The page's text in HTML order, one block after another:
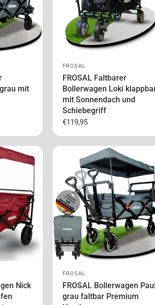
mit
FROSAL
FROSAL Faltbarer
Bollerwagen Loki
mit Sonnendach und
Schiebegriff
€119,95
Nick
FROSAL
FROSAL Bollerwagen Paul
grau faltbar Premium